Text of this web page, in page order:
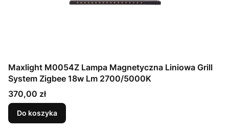
Maxlight M0054Z Lampa Magnetyczna Liniowa Grill
System Zigbee 18w Lm 2700/5000K
Cena
370,00 zł
Do koszyka